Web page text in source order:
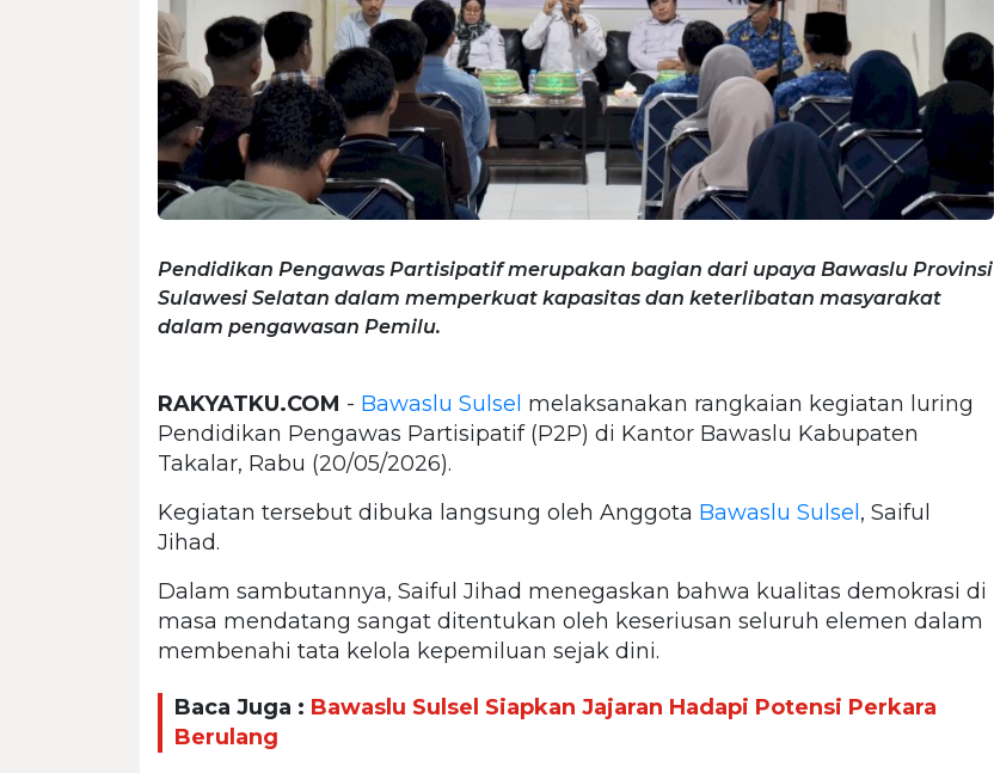
Pendidikan Pengawas Partisipatif merupakan bagian dari upaya Bawaslu Provinsi
Sulawesi Selatan dalam memperkuat kapasitas dan keterlibatan masyarakat
dalam pengawasan Pemilu.
RAKYATKU.COM - Bawaslu Sulsel melaksanakan rangkaian kegiatan luring
Pendidikan Pengawas Partisipatif (P2P) di Kantor Bawaslu Kabupaten
Takalar, Rabu (20/05/2026).
Kegiatan tersebut dibuka langsung oleh Anggota Bawaslu Sulsel, Saiful
Jihad.
Dalam sambutannya, Saiful Jihad menegaskan bahwa kualitas demokrasi di
masa mendatang sangat ditentukan oleh keseriusan seluruh elemen dalam
membenahi tata kelola kepemiluan sejak dini.
Baca Juga : Bawaslu Sulsel Siapkan Jajaran Hadapi Potensi Perkara
Berulang